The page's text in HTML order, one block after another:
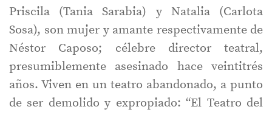
Priscila (Tania Sarabia) y Natalia (Carlota
Sosa), son mujer y amante respectivamente de
Néstor Caposo; célebre director teatral,
presumiblemente asesinado hace veintitrés
años. Viven en un teatro abandonado, a punto
de ser demolido y expropiado: “El Teatro del